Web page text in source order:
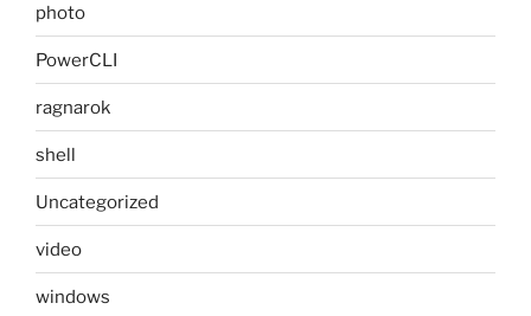
photo
PowerCLI
ragnarok
shell
Uncategorized
video
windows